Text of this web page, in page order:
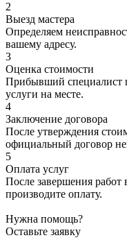
2
Выезд мастера
Определяем
вашему адресу.
3
Оценка стоимости
Прибывший специалист
услуги на месте.
4
Заключение договора
После утверждения
официальный договор
5
Оплата услуг
После завершения работ
производите оплату.
Нужна помощь?
Оставьте заявку